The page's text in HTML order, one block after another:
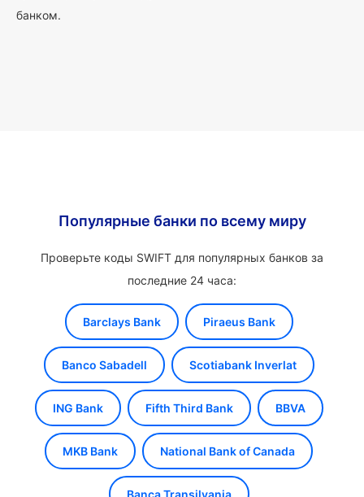
банком.
Популярные банки по всему миру
Проверьте коды SWIFT для популярных банков за
последние 24 часа:
Barclays Bank Piraeus Bank
Banco Sabadell Scotiabank Inverlat
ING Bank Fifth Third Bank BBVA
MKB Bank National Bank of Canada
Banca Transilvania